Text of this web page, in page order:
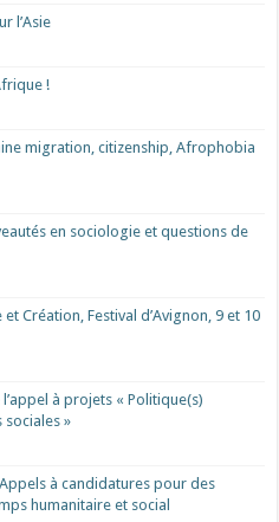
l’Asie
!​
migration, citizenship, Afrophobia
en sociologie et questions de
Création, Festival d’Avignon, 9 et 10
à projets « Politique(s)
»
à candidatures pour des
humanitaire et social